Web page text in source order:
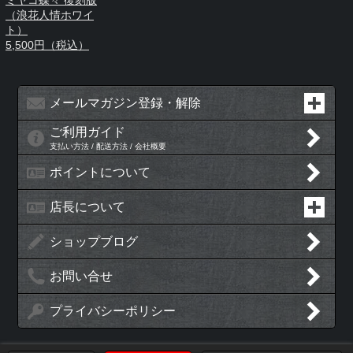
（浪花人情ホワイ
ト）
5,500円（税込）
メールマガジン登録・解除
ご利用ガイド
支払い方法 / 配送方法 / 会社概要
ポイントについて
店長について
ショップブログ
お問い合せ
プライバシーポリシー